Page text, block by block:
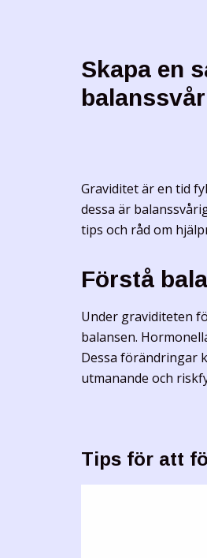
Skapa en
Graviditet är en tid
dessa är
tips och råd om
Förstå
Under graviditeten
balansen.
Dessa förändringar
utmanande och
Tips för att